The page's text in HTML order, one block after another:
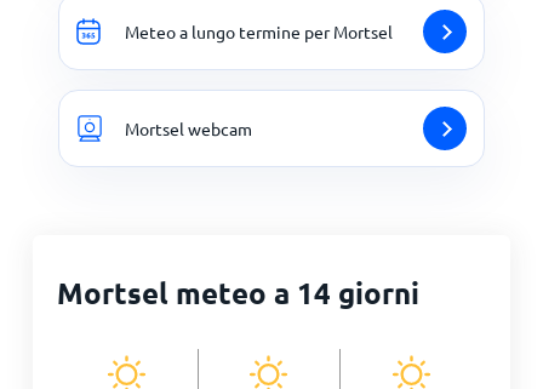
Meteo a lungo termine per Mortsel
Mortsel webcam
Mortsel meteo a 14 giorni